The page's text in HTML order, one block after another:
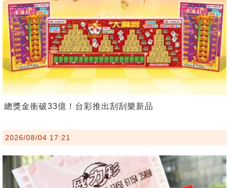
總獎金衝破33億！台彩推出刮刮樂新品
2026/08/04 17:21